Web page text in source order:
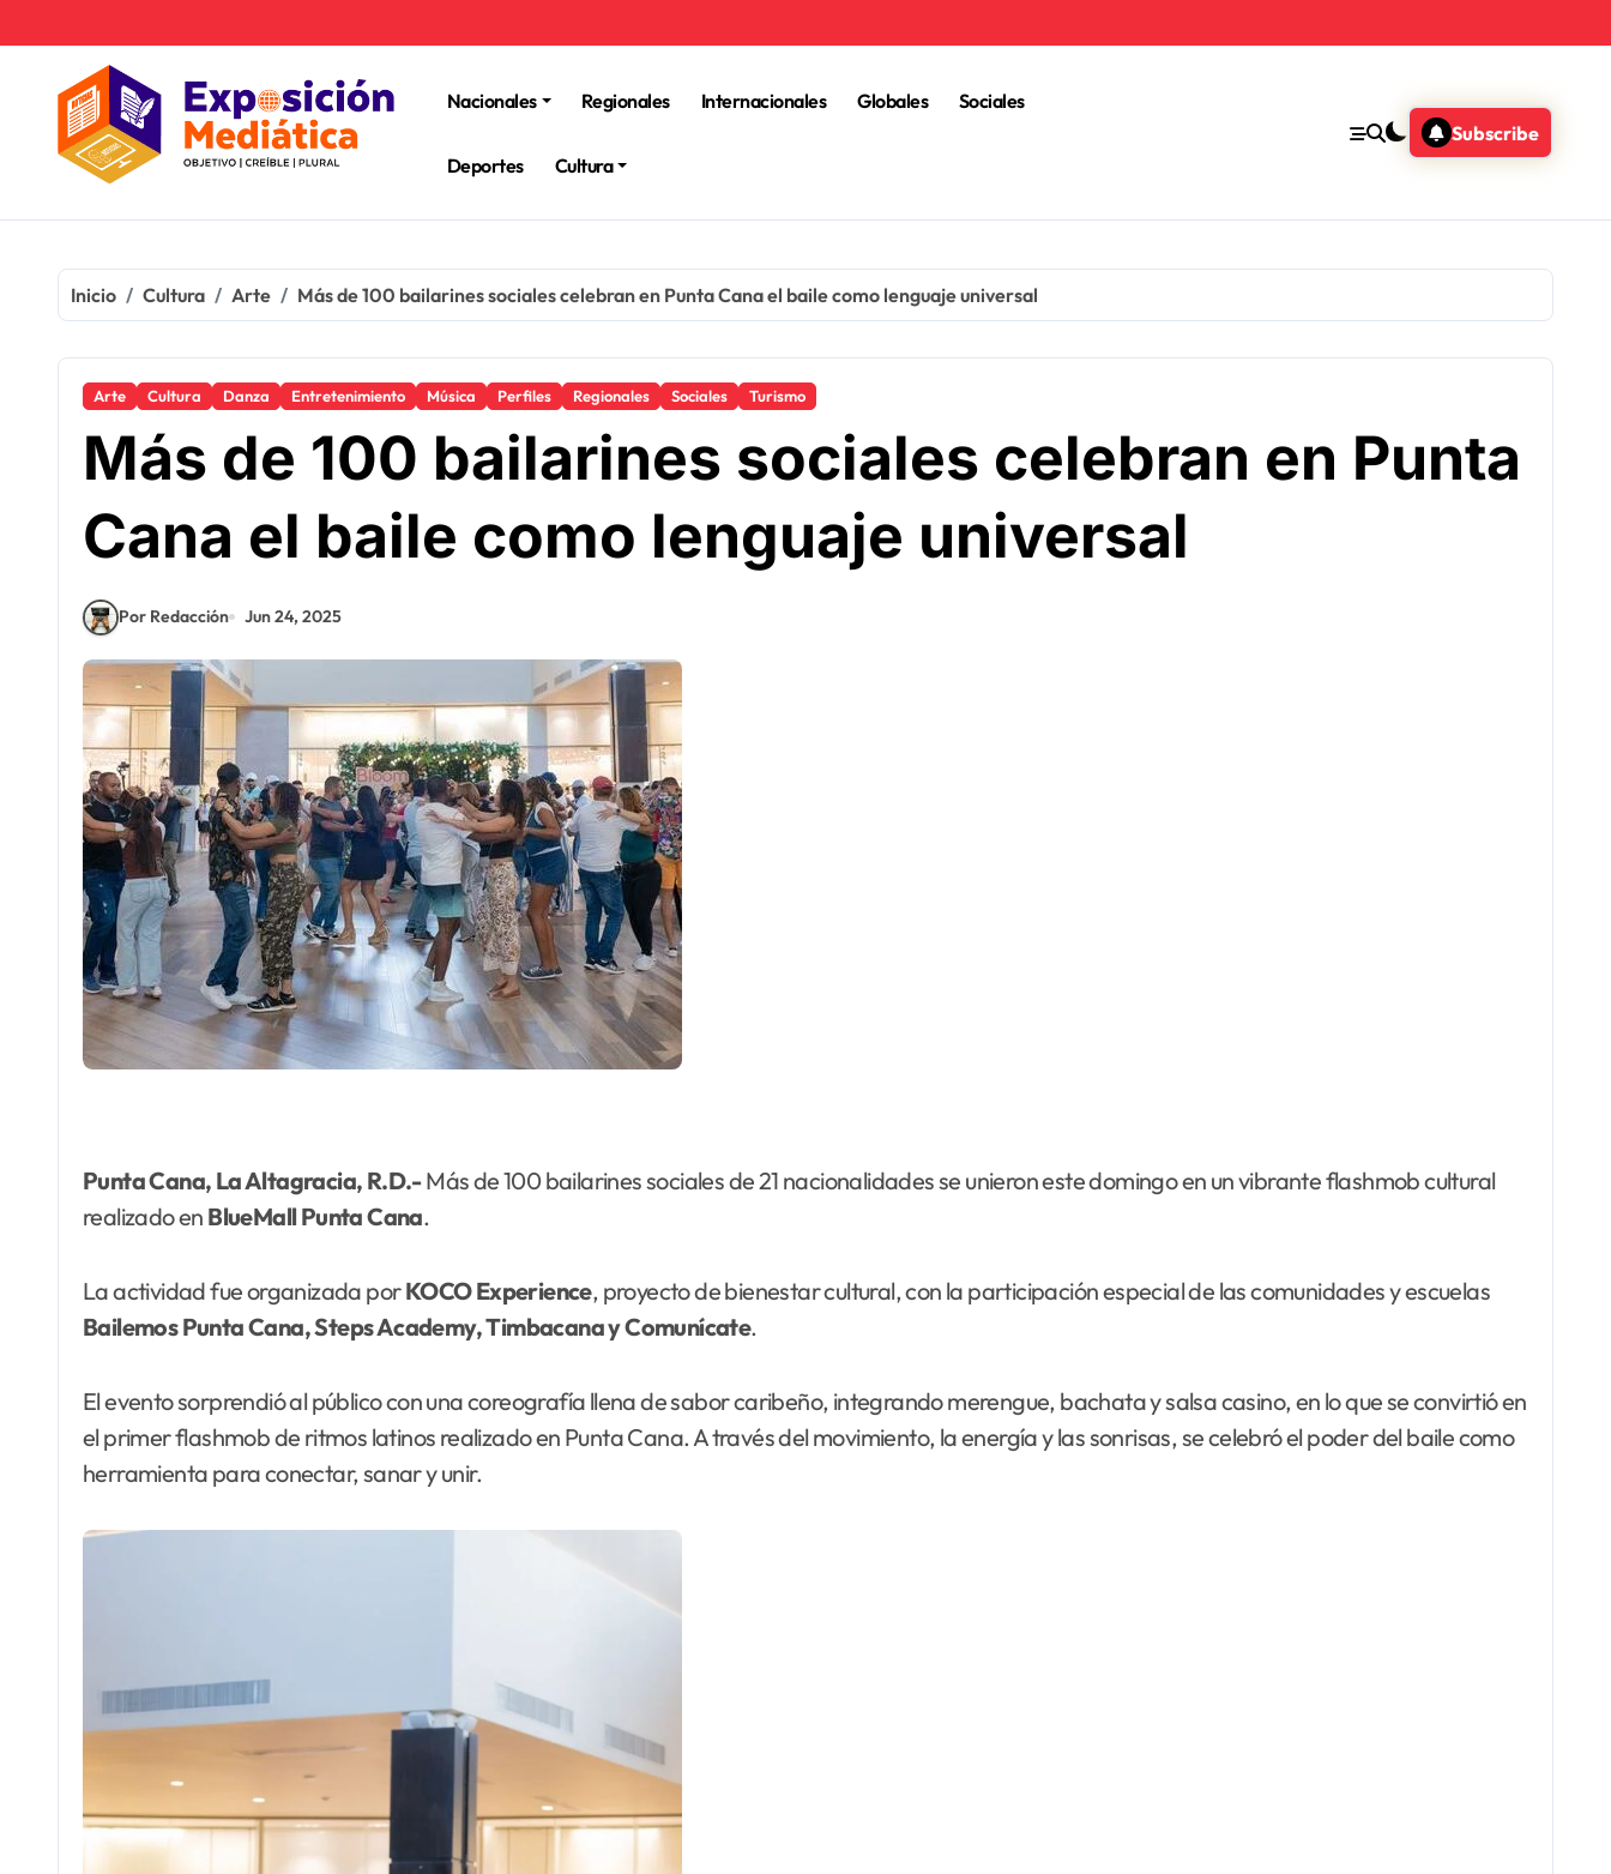
Nacionales
Regionales Internacionales Globales Sociales
Deportes Cultura
Subscribe
Inicio Cultura Arte Más de 100 bailarines sociales celebran en Punta Cana el baile como lenguaje universal
Arte Cultura Danza Entretenimiento Música Perfiles Regionales Sociales Turismo
Más de 100 bailarines sociales celebran en Punta
Cana el baile como lenguaje universal
Por Redacción Jun 24, 2025
Punta Cana, La Altagracia, R.D.-Más de 100 bailarines sociales de 21 nacionalidades se unieron este domingo en un vibrante flashmob cultural
realizado en BlueMall PuntaCana.
La actividad fue organizada porKOCOExperience, proyecto de bienestar cultural, con la participación especial de las comunidades y escuelas
Bailemos Punta Cana, Steps Academy, Timbacana y Comunícate.
El evento sorprendió al público con una coreografía llena de sabor caribeño, integrando merengue, bachata y salsa casino, en lo que se convirtió en
el primer flashmob de ritmos latinos realizado en Punta Cana. A través del movimiento, la energía y las sonrisas, se celebró el poder del baile como
herramienta para conectar, sanar y unir.